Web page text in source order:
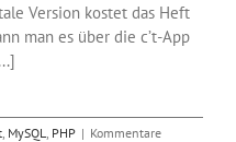
Version kostet das Heft
man es über die c’t-App
MySQL PHP | Kommentare